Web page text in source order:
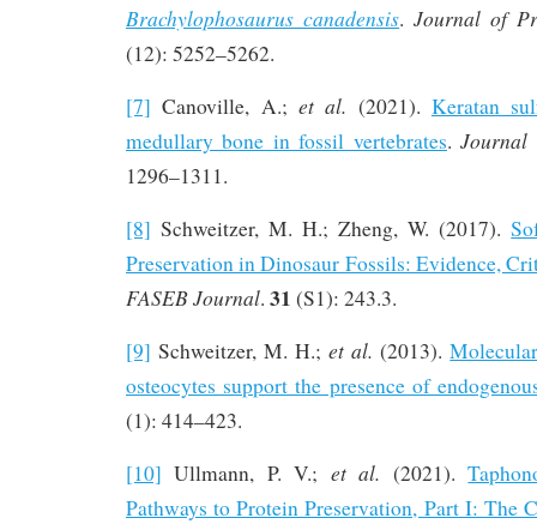
Brachylophosaurus canadensis.Journal of
(12): 5252–5262.
[7] Canoville, A.; et al. (2021). Keratan
medullary bone in fossil vertebrates.Journal
1296–1311.
[8] Schweitzer, M. H.; Zheng, W. (2017).
Preservation in Dinosaur Fossils: Evidence,
FASEB Journal. 31 (S1): 243.3.
[9] Schweitzer, M. H.;et al. (2013).
osteocytes support the presence of
(1): 414–423.
[10] Ullmann, P. V.; et al. (2021).
Pathways to Protein Preservation, Part I: The